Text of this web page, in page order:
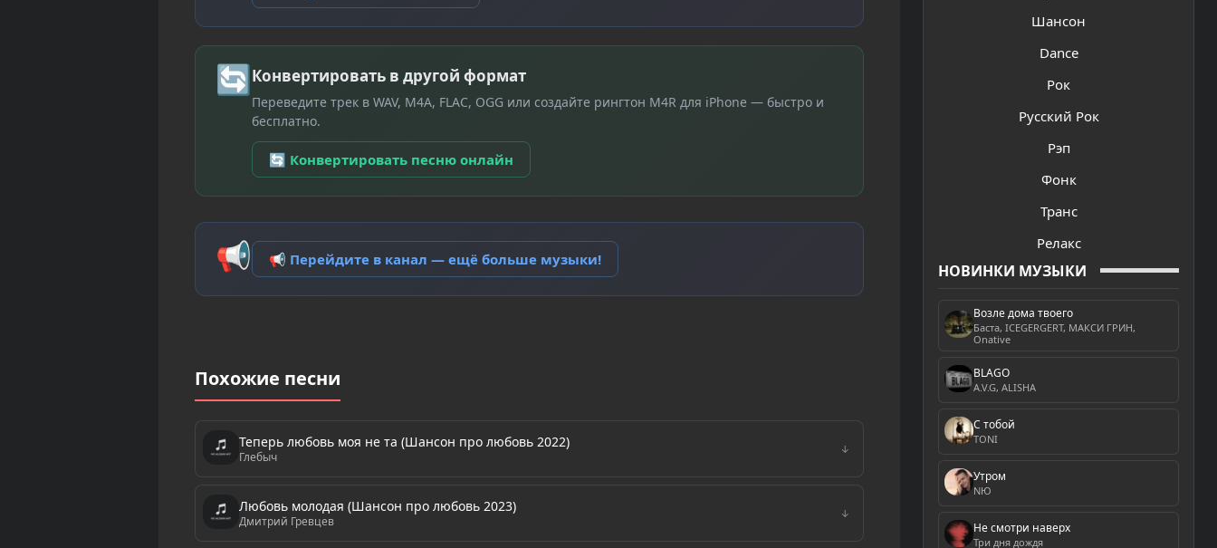
Шансон
Dance
Рок
Русский Рок
Рэп
Фонк
Транс
Релакс
НОВИНКИ МУЗЫКИ
Возле дома твоего
Баста, ICEGERGERT, МАКСИ ГРИН,
Onative
BLAGO
A.V.G, ALISHA
С тобой
TONI
Утром
NЮ
Не смотри наверх
Три дня дождя
🔄Конвертировать в другой формат
Переведите трек в WAV, M4A, FLAC, OGG или создайте рингтон M4R для iPhone — быстро и
бесплатно.
🔄 Конвертировать песню онлайн
📢 📢 Перейдите в канал — ещё больше музыки!
Похожие песни
Теперь любовь моя не та (Шансон про любовь 2022)
Глебыч ↓
Любовь молодая (Шансон про любовь 2023)
Дмитрий Гревцев ↓